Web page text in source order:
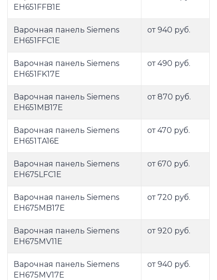
EH651FFB1E
Варочная панель Siemens
EH651FFC1E
от 940 руб.
Варочная панель Siemens
EH651FK17E
от 490 руб.
Варочная панель Siemens
EH651MB17E
от 870 руб.
Варочная панель Siemens
EH651TA16E
от 470 руб.
Варочная панель Siemens
EH675LFC1E
от 670 руб.
Варочная панель Siemens
EH675MB17E
от 720 руб.
Варочная панель Siemens
EH675MV11E
от 920 руб.
Варочная панель Siemens
EH675MV17E
от 940 руб.